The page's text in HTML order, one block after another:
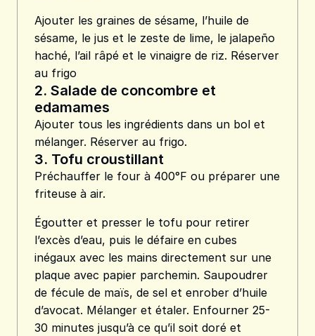
Ajouter les graines de sésame, l’huile de
sésame, le jus et le zeste de lime, le jalapeño
haché, l’ail râpé et le vinaigre de riz. Réserver
au frigo
2. Salade de concombre et
edamames
Ajouter tous les ingrédients dans un bol et
mélanger. Réserver au frigo.
3. Tofu croustillant
Préchauffer le four à 400°F ou préparer une
friteuse à air.
Égoutter et presser le tofu pour retirer
l’excès d’eau, puis le défaire en cubes
inégaux avec les mains directement sur une
plaque avec papier parchemin. Saupoudrer
de fécule de maïs, de sel et enrober d’huile
d’avocat. Mélanger et étaler. Enfourner 25-
30 minutes jusqu’à ce qu’il soit doré et